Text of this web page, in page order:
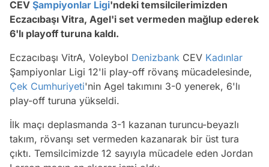
CEV Şampiyonlar Ligi'ndeki temsilcilerimizden
Eczacıbaşı Vitra, Agel'i set vermeden mağlup ederek
6'lı playoff turuna kaldı.
Eczacıbaşı VitrA, Voleybol Denizbank CEV Kadınlar
Şampiyonlar Ligi 12'li play-off rövanş mücadelesinde,
Çek Cumhuriyeti'nin Agel takımını 3-0 yenerek, 6'lı
play-off turuna yükseldi.
İlk maçı deplasmanda 3-1 kazanan turuncu-beyazlı
takım, rövanşı set vermeden kazanarak bir üst tura
çıktı. Temsilcimizde 12 sayıyla mücadele eden Jordan